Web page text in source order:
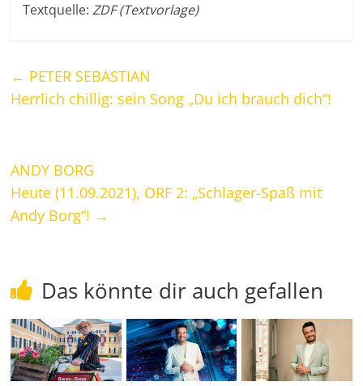
Textquelle:ZDF (Textvorlage)
← PETER SEBASTIAN
Herrlich chillig: sein Song „Du ich brauch dich“!
ANDY BORG
Heute (11.09.2021), ORF 2: „Schlager-Spaß mit
Andy Borg“! →
Das könnte dir auch gefallen